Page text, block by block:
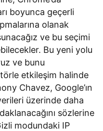
boyunca geçerli
olanak
ve bu seçimi
Bu yeni yolu
ve bunu
etkileşim halinde
Chavez, Google’ın
üzerinde daha
sözlerine
modundaki IP